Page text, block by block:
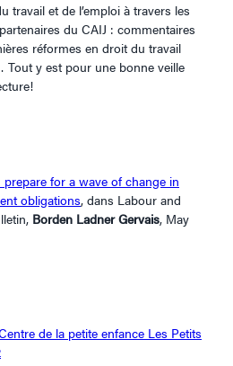
travail et de l’emploi à travers les
du CAIJ : commentaires
réformes en droit du travail
y est pour une bonne veille
for a wave of change in
obligations, dans Labour and
Borden Ladner Gervais, May
de la petite enfance Les Petits